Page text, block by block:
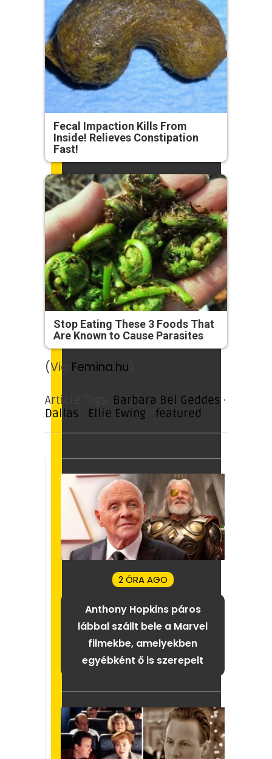
Fecal Impaction Kills From
Inside! Relieves Constipation
Fast!
Stop Eating These 3 Foods That
Are Known to Cause Parasites
(Via Femina.hu
Article Tags: Barbara Bel Geddes ·
Dallas
Ellie Ewing featured
2 ÓRA AGO
Anthony Hopkins páros
lábbal szállt bele a Marvel
filmekbe, amelyekben
egyébként ő is szerepelt